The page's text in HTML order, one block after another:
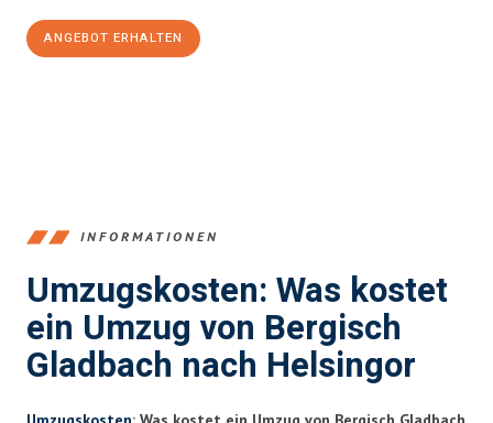
ANGEBOT ERHALTEN
INFORMATIONEN
Umzugskosten: Was kostet
ein Umzug von Bergisch
Gladbach nach Helsingor